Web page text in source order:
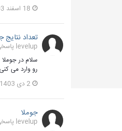
18 اسفند 1403
تعداد
levelup پاسخی برای armiya در یک موضوع ارسال کرد در
رو وارد می کنی.
2 دی 1403
جوملا
levelup پاسخی برای چهارسوق1 در یک موضوع ارسال کرد در